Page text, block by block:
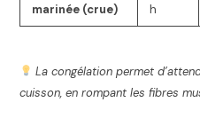
marinée (crue)
h
La congélation permet
cuisson, en rompant les fibres